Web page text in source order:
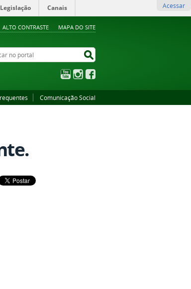
ALTO CONTRASTE MAPA DO SITE
Legislação Canais Acessar
no portal
YouTubeInstagram
Comunicação Social